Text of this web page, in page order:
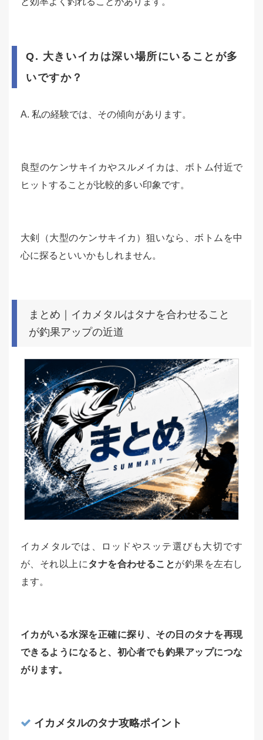
Q. 大きいイカは深い場所にいることが多
いですか？
A. 私の経験では、その傾向があります。
良型のケンサキイカやスルメイカは、ボトム付近で
ヒットすることが比較的多い印象です。
大剣（大型のケンサキイカ）狙いなら、ボトムを中
心に探るといいかもしれません。
まとめ｜イカメタルはタナを合わせること
が釣果アップの近道
イカメタルでは、ロッドやスッテ選びも大切です
が、それ以上にタナを合わせることが釣果を左右し
ます。
イカがいる水深を正確に探り、その日のタナを再現
できるようになると、初心者でも釣果アップにつな
がります。
イカメタルのタナ攻略ポイント